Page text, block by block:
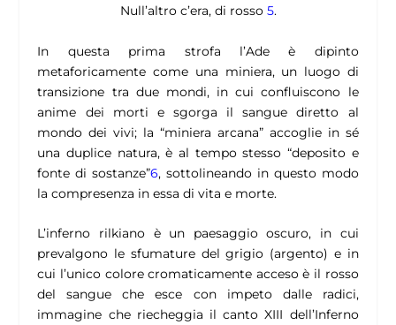
Null’altro c’era, di rosso 5.
In questa prima strofa l’Ade è dipinto
metaforicamente come una miniera, un luogo di
transizione tra due mondi, in cui confluiscono le
anime dei morti e sgorga il sangue diretto al
mondo dei vivi; la “miniera arcana” accoglie in sé
una duplice natura, è al tempo stesso “deposito e
fonte di sostanze”6, sottolineando in questo modo
la compresenza in essa di vita e morte.
L’inferno rilkiano è un paesaggio oscuro, in cui
prevalgono le sfumature del grigio (argento) e in
cui l’unico colore cromaticamente acceso è il rosso
del sangue che esce con impeto dalle radici,
immagine che riecheggia il canto XIII dell’Inferno